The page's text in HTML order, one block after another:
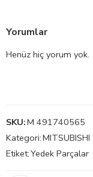
Yorumlar
Henüz hiç yorum yok.
SKU:M 491740565
Kategori:MITSUBISHI
Etiket:Yedek Parçalar